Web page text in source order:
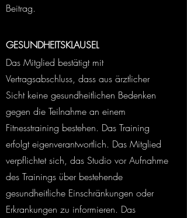
Beitrag.
GESUNDHEITSKLAUSEL
Das Mitglied bestätigt mit
Vertragsabschluss, dass aus ärztlicher
Sicht keine gesundheitlichen Bedenken
gegen die Teilnahme an einem
Fitnesstraining bestehen. Das Training
erfolgt eigenverantwortlich. Das Mitglied
verpflichtet sich, das Studio vor Aufnahme
des Trainings über bestehende
gesundheitliche Einschränkungen oder
Erkrankungen zu informieren. Das